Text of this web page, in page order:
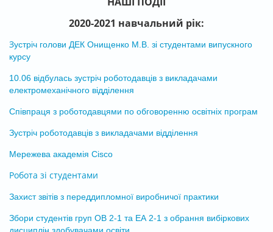
2020-2021 навчальний рік:
Зустріч голови ДЕК Онищенко М.В. зі студентами випускного
курсу
10.06 відбулась зустріч роботодавців з викладачами
електромеханічного відділення
Співпраця з роботодавцями по обговоренню освітніх програм
Зустріч роботодавців з викладачами відділення
Мережева академія Cisco
Робота зі студентами
Захист звітів з переддипломної виробничої практики
Збори студентів груп ОВ 2-1 та ЕА 2-1 з обрання вибіркових
дисциплін здобувачами освіти